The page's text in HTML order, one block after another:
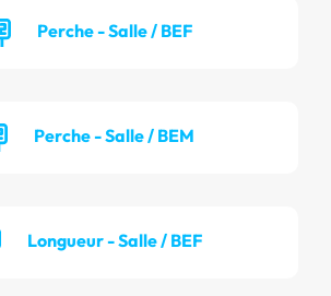
Perche - Salle / BEF
Perche - Salle / BEM
Longueur - Salle / BEF